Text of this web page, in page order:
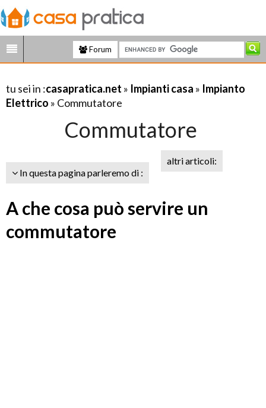
Forum
tu sei in :casapratica.net » Impianti casa » Impianto
Elettrico » Commutatore
Commutatore
In questa pagina parleremo di :
altri articoli:
A che cosa può servire un
commutatore